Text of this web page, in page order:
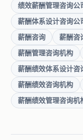
绩效薪酬管理咨询公
薪酬体系设计咨询公
薪酬咨询
薪酬咨
薪酬管理咨询机构
薪酬绩效体系设计咨
薪酬绩效咨询机构
薪酬绩效管理咨询机